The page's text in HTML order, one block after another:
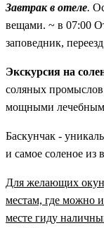
Завтрак в отеле.
вещами. ~ в 07:00
заповедник,
Экскурсия на
соляных
мощными
Баскунчак -
и самое соленое из
Для желающих
местам, где можно
месте гиду